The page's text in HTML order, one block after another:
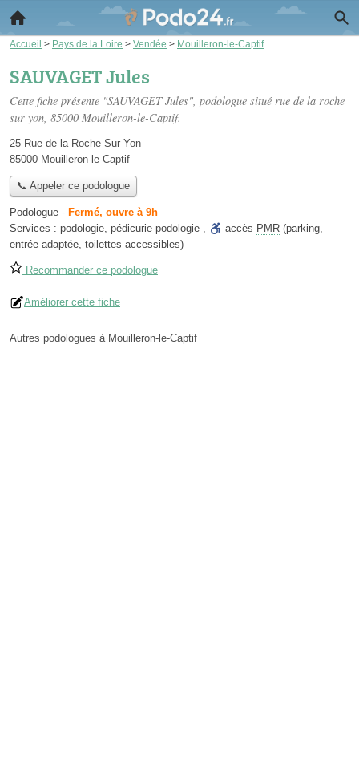
Accueil > Pays de la Loire > Vendée > Mouilleron-le-Captif
SAUVAGET Jules
Cette fiche présente "SAUVAGET Jules", podologue situé rue de la roche
sur yon, 85000 Mouilleron-le-Captif.
25 Rue de la Roche Sur Yon
85000 Mouilleron-le-Captif
📞 Appeler ce podologue
Podologue - Fermé, ouvre à 9h
Services : podologie, pédicurie-podologie , accès PMR (parking,
entrée adaptée, toilettes accessibles)
Recommander ce podologue
Améliorer cette fiche
Autres podologues à Mouilleron-le-Captif